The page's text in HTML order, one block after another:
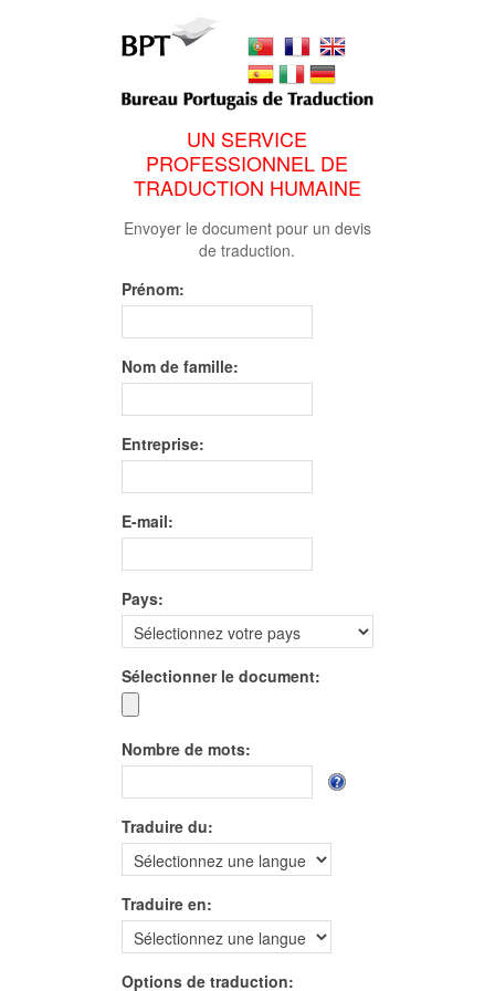
UN SERVICE
PROFESSIONNEL DE
TRADUCTION HUMAINE
Envoyer le document pour un devis
de traduction.
Prénom:
Nom de famille:
Entreprise:
E-mail:
Pays:
Sélectionner le document:
Nombre de mots:
Traduire du:
Traduire en:
Options de traduction: